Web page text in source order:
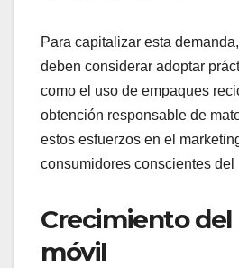
Para capitalizar esta
deben considerar adoptar
como el uso de empaques
obtención responsable de
estos esfuerzos en el
consumidores conscientes del
Crecimiento
móvil